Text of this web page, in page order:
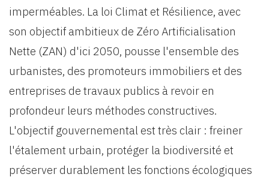
imperméables. La loi Climat et Résilience, avec
son objectif ambitieux de Zéro Artificialisation
Nette (ZAN) d'ici 2050, pousse l'ensemble des
urbanistes, des promoteurs immobiliers et des
entreprises de travaux publics à revoir en
profondeur leurs méthodes constructives.
L'objectif gouvernemental est très clair : freiner
l'étalement urbain, protéger la biodiversité et
préserver durablement les fonctions écologiques